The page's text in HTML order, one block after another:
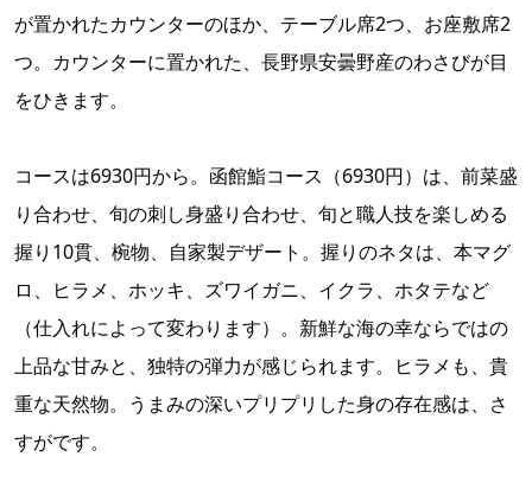
が置かれたカウンターのほか、テーブル席2つ、お座敷席2
つ。カウンターに置かれた、長野県安曇野産のわさびが目
をひきます。
コースは6930円から。函館鮨コース（6930円）は、前菜盛
り合わせ、旬の刺し身盛り合わせ、旬と職人技を楽しめる
握り10貫、椀物、自家製デザート。握りのネタは、本マグ
ロ、ヒラメ、ホッキ、ズワイガニ、イクラ、ホタテなど
（仕入れによって変わります）。新鮮な海の幸ならではの
上品な甘みと、独特の弾力が感じられます。ヒラメも、貴
重な天然物。うまみの深いプリプリした身の存在感は、さ
すがです。